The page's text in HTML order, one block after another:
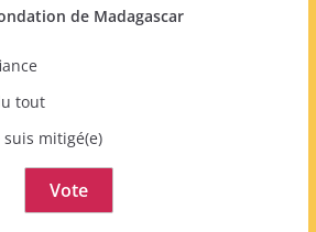
de Madagascar
tout
suis mitigé(e)